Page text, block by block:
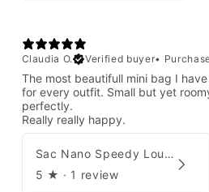
Claudia O.
Verified buyer•
The most beautifull mini bag I
for every outfit. Small but yet
perfectly.
Really really happy.
Sac Nano Speedy Louis Vuitton X Yayoi Kusama
5 ★ · 1 review